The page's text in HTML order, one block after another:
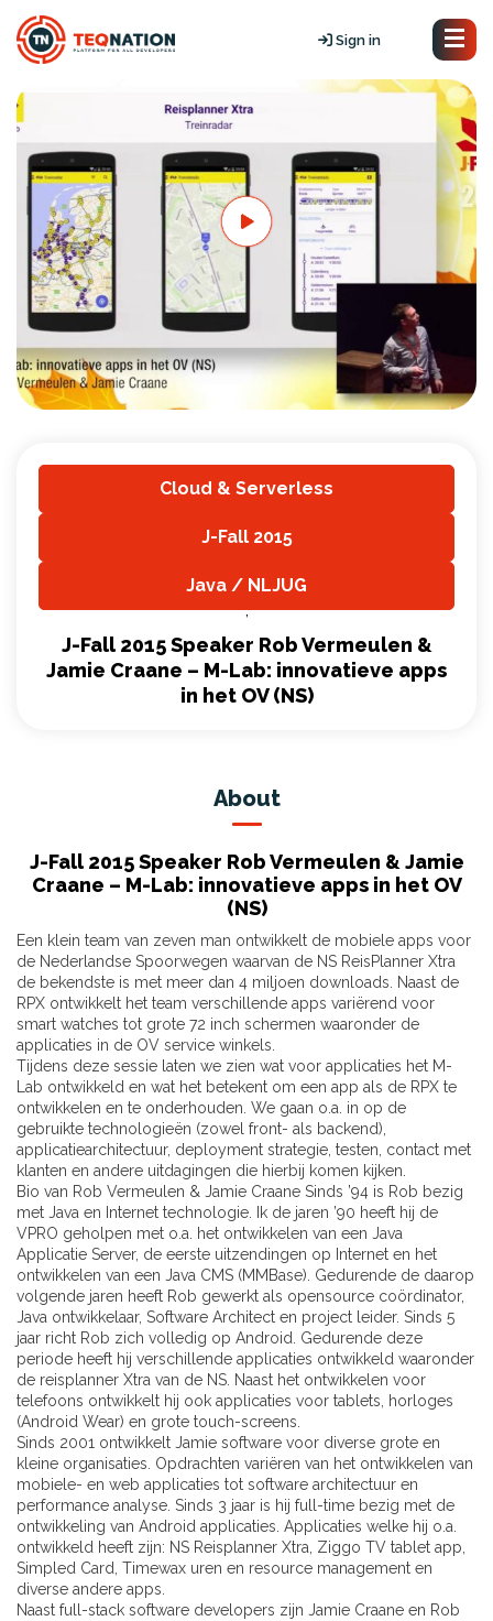
Sign in
Cloud & Serverless
J-Fall 2015
Java / NLJUG
,
J-Fall 2015 Speaker Rob Vermeulen &
Jamie Craane – M-Lab: innovatieve apps
in het OV (NS)
About
J-Fall 2015 Speaker Rob Vermeulen & Jamie
Craane – M-Lab: innovatieve apps in het OV
(NS)
Een klein team van zeven man ontwikkelt de mobiele apps voor
de Nederlandse Spoorwegen waarvan de NS ReisPlanner Xtra
de bekendste is met meer dan 4 miljoen downloads. Naast de
RPX ontwikkelt het team verschillende apps variërend voor
smart watches tot grote 72 inch schermen waaronder de
applicaties in de OV service winkels.
Tijdens deze sessie laten we zien wat voor applicaties het M-
Lab ontwikkeld en wat het betekent om een app als de RPX te
ontwikkelen en te onderhouden. We gaan o.a. in op de
gebruikte technologieën (zowel front- als backend),
applicatiearchitectuur, deployment strategie, testen, contact met
klanten en andere uitdagingen die hierbij komen kijken.
Bio van Rob Vermeulen & Jamie Craane Sinds ’94 is Rob bezig
met Java en Internet technologie. Ik de jaren ’90 heeft hij de
VPRO geholpen met o.a. het ontwikkelen van een Java
Applicatie Server, de eerste uitzendingen op Internet en het
ontwikkelen van een Java CMS (MMBase). Gedurende de daarop
volgende jaren heeft Rob gewerkt als opensource coördinator,
Java ontwikkelaar, Software Architect en project leider. Sinds 5
jaar richt Rob zich volledig op Android. Gedurende deze
periode heeft hij verschillende applicaties ontwikkeld waaronder
de reisplanner Xtra van de NS. Naast het ontwikkelen voor
telefoons ontwikkelt hij ook applicaties voor tablets, horloges
(Android Wear) en grote touch-screens.
Sinds 2001 ontwikkelt Jamie software voor diverse grote en
kleine organisaties. Opdrachten variëren van het ontwikkelen van
mobiele- en web applicaties tot software architectuur en
performance analyse. Sinds 3 jaar is hij full-time bezig met de
ontwikkeling van Android applicaties. Applicaties welke hij o.a.
ontwikkeld heeft zijn: NS Reisplanner Xtra, Ziggo TV tablet app,
Simpled Card, Timewax uren en resource management en
diverse andere apps.
Naast full-stack software developers zijn Jamie Craane en Rob